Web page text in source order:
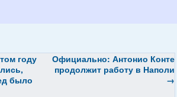
году
было
Официально: Антонио Конте
продолжит работу в Наполи
→